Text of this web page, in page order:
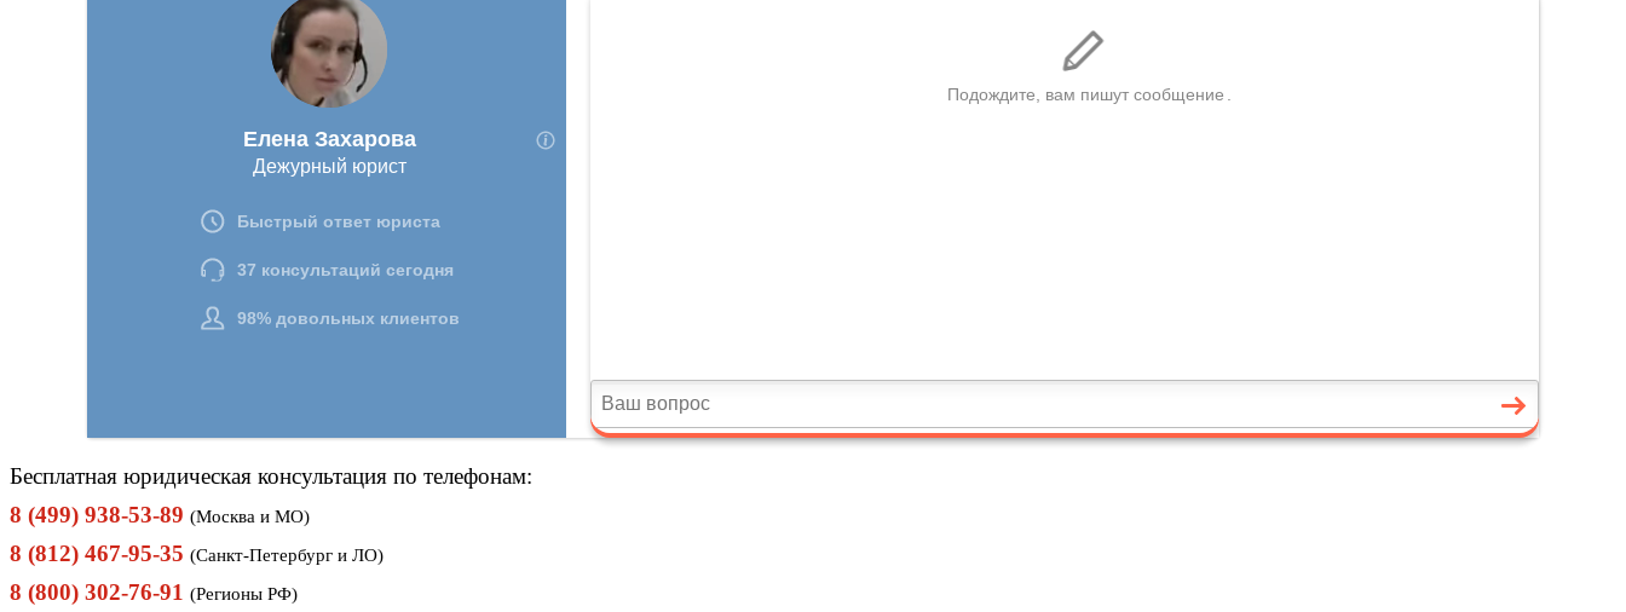
Бесплатная юридическая консультация по телефонам:
8 (499) 938-53-89 (Москва и МО)
8 (812) 467-95-35 (Санкт-Петербург и ЛО)
8 (800) 302-76-91 (Регионы РФ)